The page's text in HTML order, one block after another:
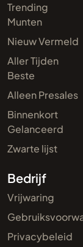
Trending
Munten
Nieuw Vermeld
Aller Tijden
Beste
Alleen Presales
Binnenkort
Gelanceerd
Zwarte lijst
Bedrijf
Vrijwaring
Privacybeleid